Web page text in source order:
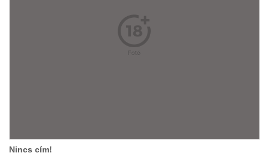
Nincs cím!